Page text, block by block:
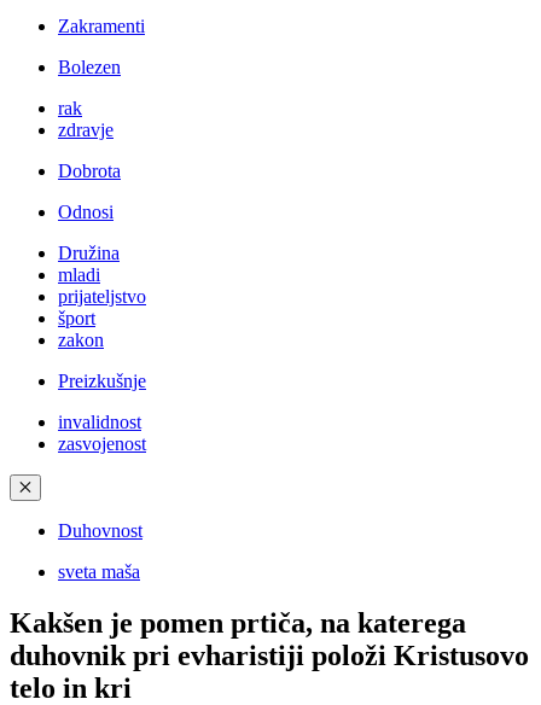
Zakramenti
Bolezen
rak
zdravje
Dobrota
Odnosi
Družina
mladi
prijateljstvo
šport
zakon
Preizkušnje
invalidnost
zasvojenost
✕
Duhovnost
sveta maša
Kakšen je pomen prtiča, na katerega
duhovnik pri evharistiji položi Kristusovo
telo in kri